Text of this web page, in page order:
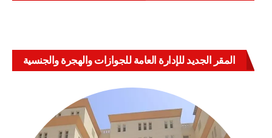
المقر الجديد للإدارة العامة للجوازات والهجرة والجنسية